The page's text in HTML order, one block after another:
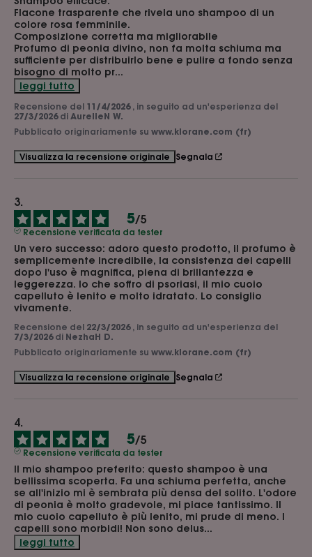
Flacone trasparente che rivela uno shampoo di un
colore rosa femminile.
Composizione corretta ma migliorabile
Profumo di peonia divino, non fa molta schiuma ma
sufficiente per distribuirlo bene e pulire a fondo senza
bisogno di molto pr...
leggi tutto
Recensione del 11/4/2026 , in seguito ad un'esperienza del
27/3/2026 di AurelieN W.
Pubblicato originariamente su www.klorane.com (fr)
Visualizza la recensione originale Segnala
5/5
Recensione verificata da tester
Un vero successo: adoro questo prodotto, il profumo è
semplicemente incredibile, la consistenza dei capelli
dopo l'uso è magnifica, piena di brillantezza e
leggerezza. Io che soffro di psoriasi, il mio cuoio
capelluto è lenito e molto idratato. Lo consiglio
vivamente.
Recensione del 22/3/2026 , in seguito ad un'esperienza del
7/3/2026 di NezhaH D.
Pubblicato originariamente su www.klorane.com (fr)
Visualizza la recensione originale Segnala
5/5
Recensione verificata da tester
Il mio shampoo preferito: questo shampoo è una
bellissima scoperta. Fa una schiuma perfetta, anche
se all'inizio mi è sembrata più densa del solito. L'odore
di peonia è molto gradevole, mi piace tantissimo. Il
mio cuoio capelluto è più lenito, mi prude di meno. I
capelli sono morbidi! Non sono delus...
leggi tutto